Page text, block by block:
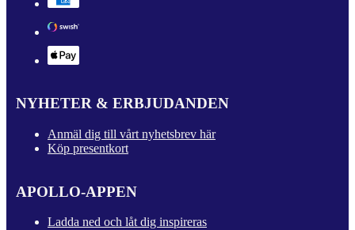
NYHETER & ERBJUDANDEN
Anmäl dig till vårt nyhetsbrev här
Köp presentkort
APOLLO-APPEN
Ladda ned och låt dig inspireras